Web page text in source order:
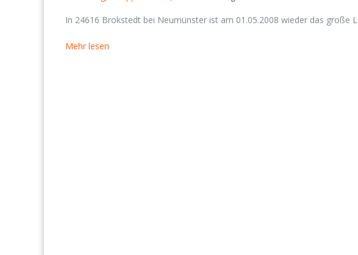
In 24616 Brokstedt bei Neumünster ist am 01.05.2008 wieder das große
Mehr lesen